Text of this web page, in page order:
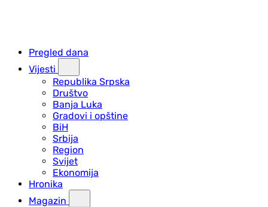
Pregled dana
Vijesti
Republika Srpska
Društvo
Banja Luka
Gradovi i opštine
BiH
Srbija
Region
Svijet
Ekonomija
Hronika
Magazin